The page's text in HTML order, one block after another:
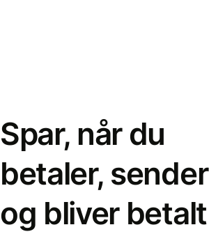
Spar, når du
betaler, sender
og bliver betalt